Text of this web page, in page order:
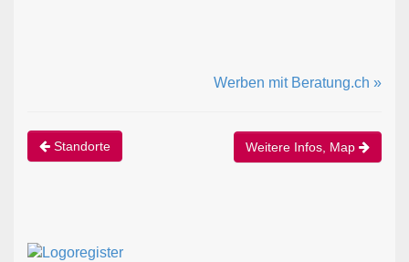
Werben mit Beratung.ch »
Standorte Weitere Infos, Map